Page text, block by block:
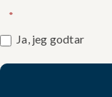
*
Ja, jeg godtar